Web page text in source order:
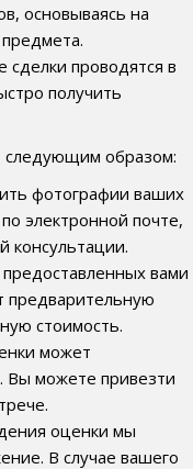
основываясь на
проводятся в
получить
следующим образом:
фотографии ваших
электронной почте,
консультации.
вами
предварительную
стоимость.
может
Вы можете привезти
оценки мы
В случае вашего